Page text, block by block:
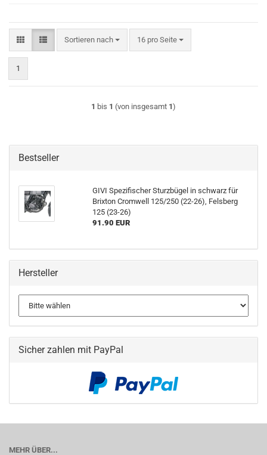
Sortieren nach
Sortieren nach 16 pro Seite
pro Seite
1
1 bis 1 (von insgesamt 1)
Bestseller
GIVI Spezifischer Sturzbügel in schwarz für
Brixton Cromwell 125/250 (22-26), Felsberg
125 (23-26)
91.90 EUR
Hersteller
Sicher zahlen mit PayPal
MEHR ÜBER...